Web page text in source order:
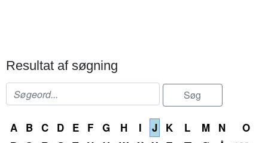
Resultat af søgning
A B C D E F G H I J K L M N
O